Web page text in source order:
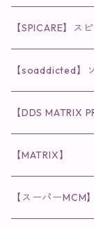
◉AQUA VENUS
クレンジング・洗顔
化粧水
◉VI PLANTE
リキッド
ディフェンサー
◉ナチュリスティ
クレンジング
洗顔
◉インナーケア
食品
◉cocochia
【SPICARE】ス
◉V3シリーズ
ファンデーション
クレンジング・洗顔
◉V3 VSPIC C
クレンジング・洗顔
化粧水
◉スピケアシリーズ
◉V.O.Sシリーズ
【soaddicted】
ラッシュアディ
まつ毛用美容液
眉毛用美容液
リップアディクト
唇用美容液
ヘアアディクト
【DDS MATRIX
スキンケアシリー
美容液
【MATRIX】
スキンケアシリー
【スーパーMCM】